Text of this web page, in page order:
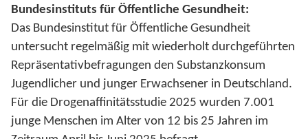
Bundesinstituts für Öffentliche Gesundheit:
Das Bundesinstitut für Öffentliche Gesundheit
untersucht regelmäßig mit wiederholt durchgeführten
Repräsentativbefragungen den Substanzkonsum
Jugendlicher und junger Erwachsener in Deutschland.
Für die Drogenaffinitätsstudie 2025 wurden 7.001
junge Menschen im Alter von 12 bis 25 Jahren im